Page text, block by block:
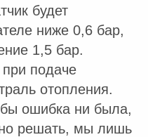
будет
ниже 0,6 бар,
1,5 бар.
подаче
отопления.
ошибка ни была,
решать, мы лишь